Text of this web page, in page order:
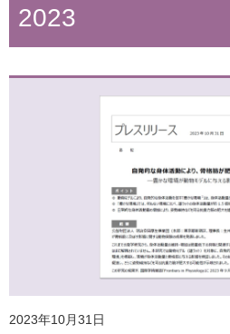
健康づくりDVD＆テキスト『MY
全国の健康増進関連施設に配布
2024年10月7日
認知機能を高めるための運動は
2023
2023年10月31日